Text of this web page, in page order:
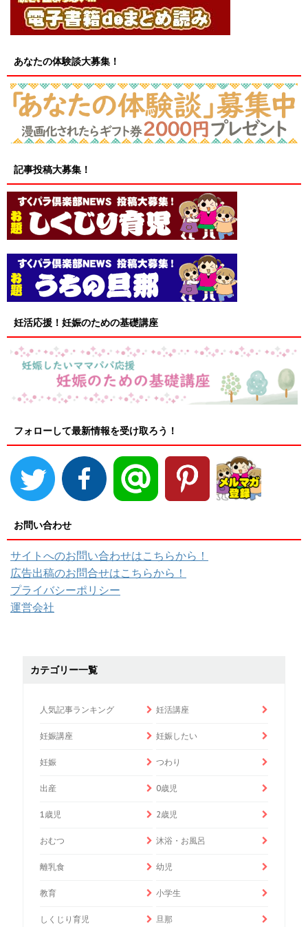
あなたの体験談大募集！
記事投稿大募集！
妊活応援！妊娠のための基礎講座
フォローして最新情報を受け取ろう！
お問い合わせ
サイトへのお問い合わせはこちらから！
広告出稿のお問合せはこちらから！
プライバシーポリシー
運営会社
カテゴリー一覧
人気記事ランキング 妊活講座
妊娠講座 妊娠したい
妊娠 つわり
出産 0歳児
1歳児 2歳児
おむつ 沐浴・お風呂
離乳食 幼児
教育 小学生
しくじり育児 旦那